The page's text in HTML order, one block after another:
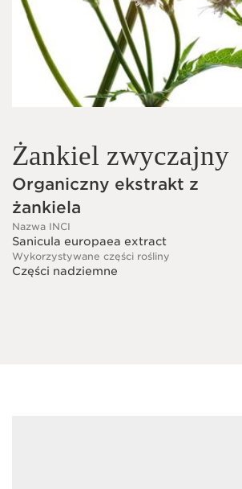
Żankiel zwyczajny
Organiczny ekstrakt z
żankiela
Nazwa INCI
Sanicula europaea extract
Wykorzystywane części rośliny
Części nadziemne